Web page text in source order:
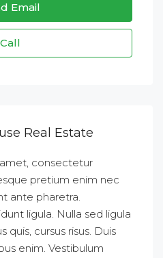
Email
Call
Real Estate
consectetur
pretium enim nec
ante pharetra.
ligula. Nulla sed ligula
quis, cursus risus. Duis
enim. Vestibulum